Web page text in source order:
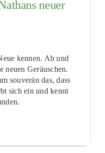
neuer
kennen. Ab und
neuen Geräuschen.
souverän das, dass
sich ein und kennt